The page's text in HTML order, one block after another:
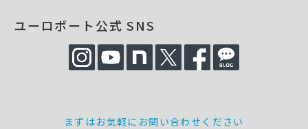
ユーロポート公式 SNS
まずはお気軽にお問い合わせください